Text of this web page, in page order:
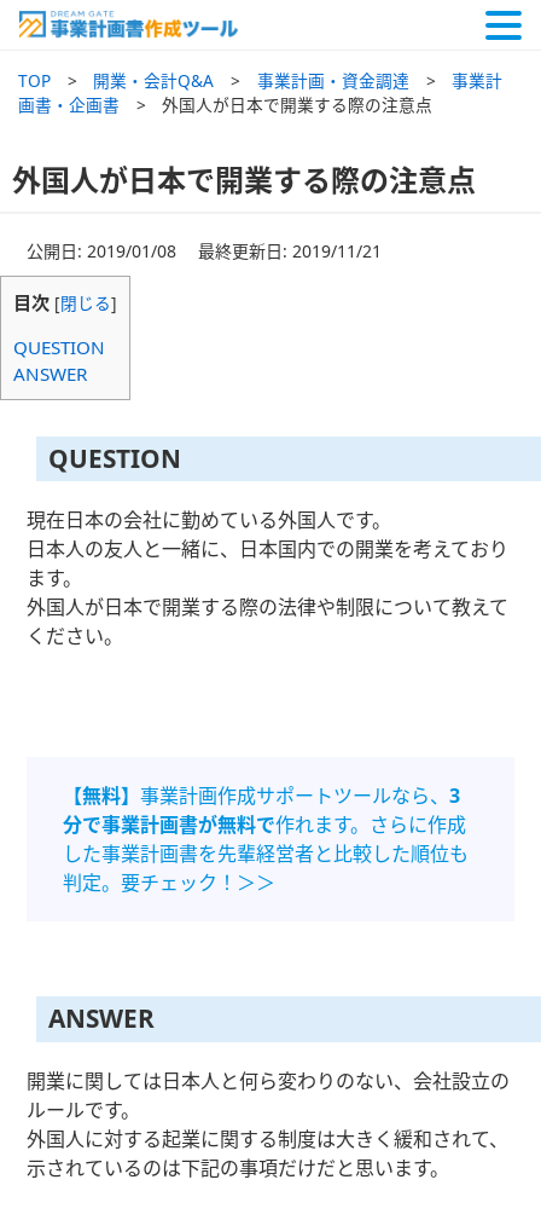
TOP 開業・会計Q&A 事業計画・資金調達
事業計
画書・企画書
外国人が日本で開業する際の注意点
外国人が日本で開業する際の注意点
公開日: 2019/01/08 最終更新日: 2019/11/21
目次 [閉じる]
QUESTION
ANSWER
QUESTION
現在日本の会社に勤めている外国人です。
日本人の友人と一緒に、日本国内での開業を考えており
ます。
外国人が日本で開業する際の法律や制限について教えて
ください。
【無料】事業計画作成サポートツールなら、3
分で事業計画書が無料で作れます。さらに作成
した事業計画書を先輩経営者と比較した順位も
判定。要チェック！＞＞
ANSWER
開業に関しては日本人と何ら変わりのない、会社設立の
ルールです。
外国人に対する起業に関する制度は大きく緩和されて、
示されているのは下記の事項だけだと思います。